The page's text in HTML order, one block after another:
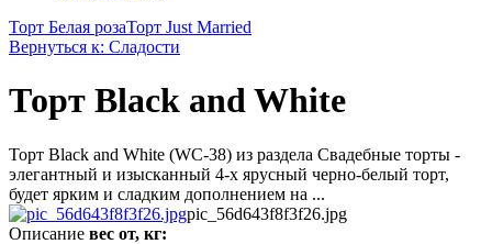
Торт Белая розаТорт Just Married
Вернуться к: Сладости
Торт Black and White
Торт Black and White (WC-38) из раздела Свадебные торты -
элегантный и изысканный 4-х ярусный черно-белый торт,
будет ярким и сладким дополнением на ...
pic_56d643f8f3f26.jpg
Описание вес от, кг: